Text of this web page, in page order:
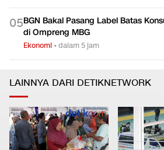
05BGN Bakal Pasang Label Batas
di Ompreng MBG
Ekonomi •dalam 5 jam
LAINNYA DARI DETIKNETWORK